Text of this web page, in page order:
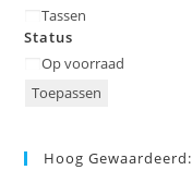
Tassen
Status
Status
Op voorraad
Toepassen
Hoog Gewaardeerd: